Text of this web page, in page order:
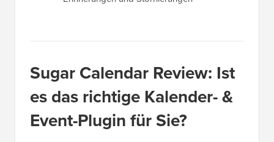
Sugar Calendar Review: Ist
es das richtige Kalender- &
Event-Plugin für Sie?